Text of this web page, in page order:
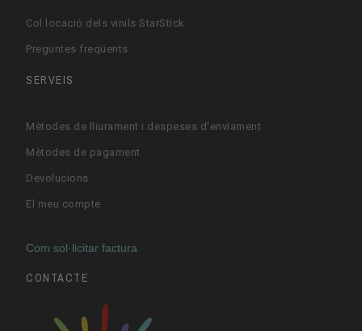
Col·locació dels vinils StarStick
Preguntes freqüents
SERVEIS
Mètodes de lliurament i despeses d'enviament
Mètodes de pagament
Devolucions
El meu compte
Com sol·licitar factura
CONTACTE